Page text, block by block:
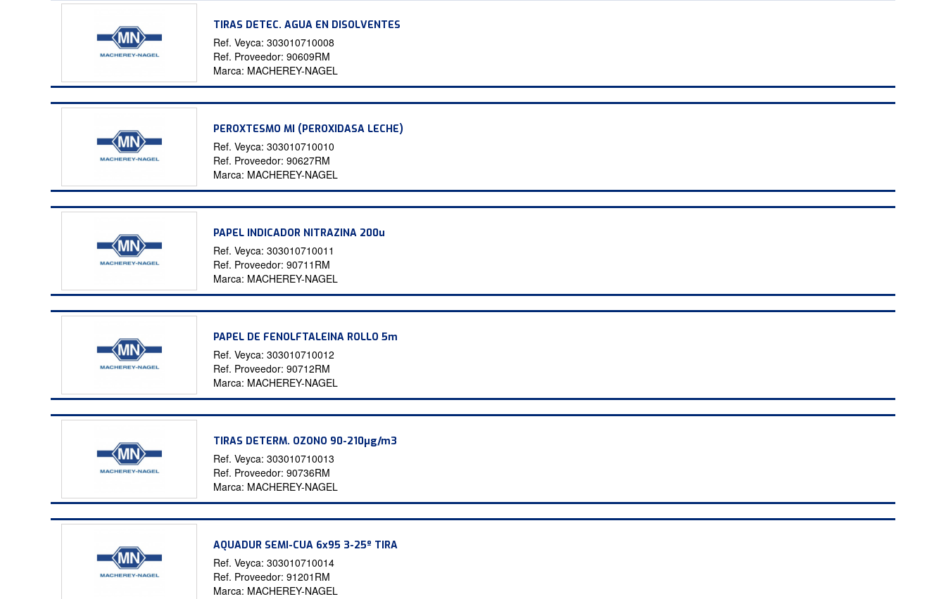
TIRAS DETEC. AGUA EN DISOLVENTES
Ref. Veyca:303010710008
Ref. Proveedor:90609RM
Marca: MACHEREY-NAGEL
PEROXTESMO MI (PEROXIDASA LECHE)
Ref. Veyca:303010710010
Ref. Proveedor:90627RM
Marca: MACHEREY-NAGEL
PAPEL INDICADOR NITRAZINA 200u
Ref. Veyca:303010710011
Ref. Proveedor:90711RM
Marca: MACHEREY-NAGEL
PAPEL DE FENOLFTALEINA ROLLO 5m
Ref. Veyca:303010710012
Ref. Proveedor:90712RM
Marca: MACHEREY-NAGEL
TIRAS DETERM. OZONO 90-210µg/m3
Ref. Veyca:303010710013
Ref. Proveedor:90736RM
Marca: MACHEREY-NAGEL
AQUADUR SEMI-CUA 6x95 3-25º TIRA
Ref. Veyca:303010710014
Ref. Proveedor:91201RM
Marca: MACHEREY-NAGEL